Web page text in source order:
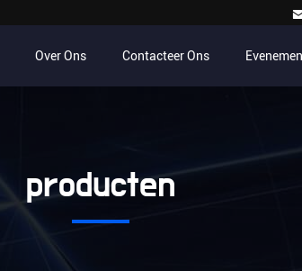
Over Ons Contacteer Ons
producten